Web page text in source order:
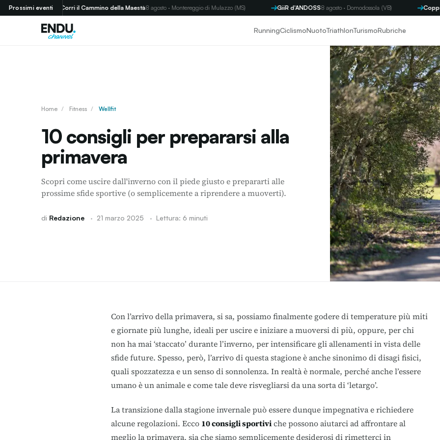
Prossimi eventi
Corri il Cammino della Maestà8 agosto · Montereggio di Mulazzo (MS) GiiR d'ANDOSS 8 agosto · Domodossola (VB) Coppa Byron9
RunningCiclismoNuotoTriathlonTurismoRubriche
Home / Fitness / Wellfit
10 consigli per prepararsi alla
primavera
Scopri come uscire dall'inverno con il piede giusto e prepararti alle
prossime sfide sportive (o semplicemente a riprendere a muoverti).
di Redazione · 21 marzo 2025 · Lettura: 6 minuti
Con l’arrivo della primavera, si sa, possiamo finalmente godere di temperature più miti
e giornate più lunghe, ideali per uscire e iniziare a muoversi di più, oppure, per chi
non ha mai ‘staccato’ durante l’inverno, per intensificare gli allenamenti in vista delle
sfide future. Spesso, però, l’arrivo di questa stagione è anche sinonimo di disagi fisici,
quali spozzatezza e un senso di sonnolenza. In realtà è normale, perché anche l’essere
umano è un animale e come tale deve risvegliarsi da una sorta di ‘letargo’.
La transizione dalla stagione invernale può essere dunque impegnativa e richiedere
alcune regolazioni. Ecco 10 consigli sportiviche possono aiutarci ad affrontare al
meglio la primavera, sia che siamo semplicemente desiderosi di rimetterci in